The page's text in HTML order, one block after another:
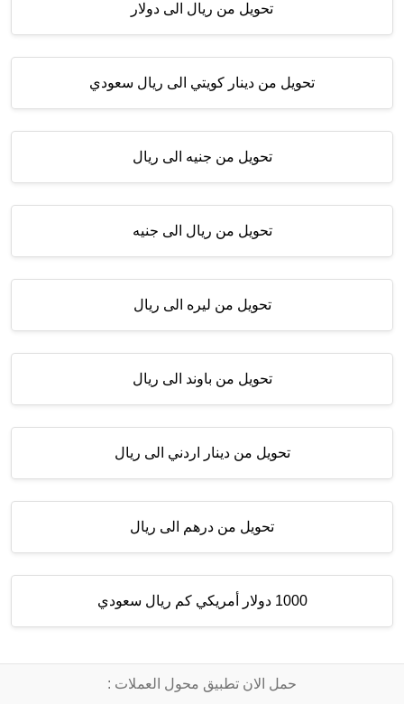
تحويل من ريال الى دولار
تحويل من دينار كويتي الى ريال سعودي
تحويل من جنيه الى ريال
تحويل من ريال الى جنيه
تحويل من ليره الى ريال
تحويل من باوند الى ريال
تحويل من دينار اردني الى ريال
تحويل من درهم الى ريال
1000 دولار أمريكي كم ريال سعودي
حمل الان تطبيق محول العملات :